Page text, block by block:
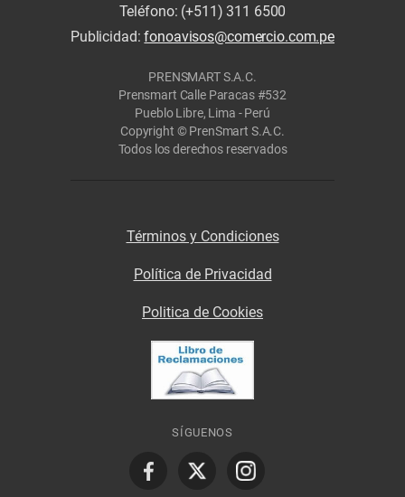
Teléfono: (+511) 311 6500
Publicidad:fonoavisos@comercio.com.pe
PRENSMART S.A.C.
Prensmart Calle Paracas #532
Pueblo Libre, Lima - Perú
Copyright © PrenSmart S.A.C.
Todos los derechos reservados
Términos y Condiciones
Política de Privacidad
Politica de Cookies
SÍGUENOS